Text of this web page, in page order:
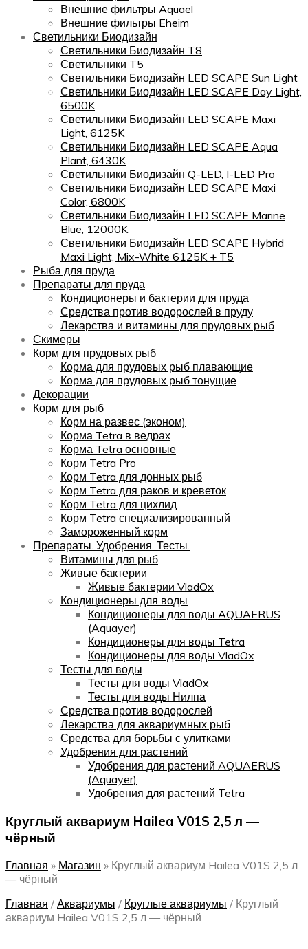
Внешние фильтры Aquael
Внешние фильтры Eheim
Светильники Биодизайн
Светильники Биодизайн T8
Светильники T5
Светильники Биодизайн LED SCAPE Sun Light
Светильники Биодизайн LED SCAPE Day Light,
6500K
Светильники Биодизайн LED SCAPE Maxi
Light, 6125K
Светильники Биодизайн LED SCAPE Aqua
Plant, 6430K
Светильники Биодизайн Q-LED, I-LED Pro
Светильники Биодизайн LED SCAPE Maxi
Color, 6800K
Светильники Биодизайн LED SCAPE Marine
Blue, 12000K
Светильники Биодизайн LED SCAPE Hybrid
Maxi Light, Mix-White 6125K + T5
Рыба для пруда
Препараты для пруда
Кондиционеры и бактерии для пруда
Средства против водорослей в пруду
Лекарства и витамины для прудовых рыб
Скимеры
Корм для прудовых рыб
Корма для прудовых рыб плавающие
Корма для прудовых рыб тонущие
Декорации
Корм для рыб
Корм на развес (эконом)
Корма Tetra в ведрах
Корма Tetra основные
Корм Tetra Pro
Корм Tetra для донных рыб
Корм Tetra для раков и креветок
Корм Tetra для цихлид
Корм Tetra специализированный
Замороженный корм
Препараты. Удобрения. Тесты.
Витамины для рыб
Живые бактерии
Живые бактерии VladOx
Кондиционеры для воды
Кондиционеры для воды AQUAERUS
(Aquayer)
Кондиционеры для воды Tetra
Кондиционеры для воды VladOx
Тесты для воды
Тесты для воды VladOx
Тесты для воды Нилпа
Средства против водорослей
Лекарства для аквариумных рыб
Средства для борьбы с улитками
Удобрения для растений
Удобрения для растений AQUAERUS
(Aquayer)
Удобрения для растений Tetra
Круглый аквариум Hailea V01S 2,5 л —
чёрный
Главная » Магазин » Круглый аквариум Hailea V01S 2,5 л
— чёрный
Главная / Аквариумы / Круглые аквариумы / Круглый
аквариум Hailea V01S 2,5 л — чёрный